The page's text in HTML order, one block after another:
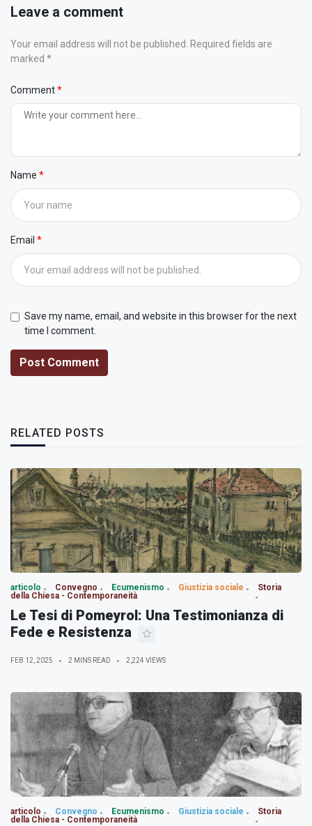
Leave a comment
Your email address will not be published. Required fields are
marked *
Comment
Name
Email
Save my name, email, and website in this browser for the next
time I comment.
Post Comment
RELATED POSTS
articolo Convegno Ecumenismo Giustizia sociale
Storia
della Chiesa - Contemporaneità
Le Tesi di Pomeyrol: Una Testimonianza di
Fede e Resistenza
FEB 12, 2025 2 MINS READ 2,224 VIEWS
articolo Convegno Ecumenismo Giustizia sociale
Storia
della Chiesa - Contemporaneità